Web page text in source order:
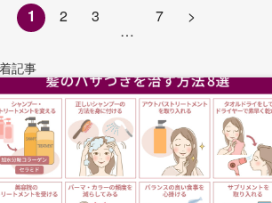
1 2 3
…
7 >
記事